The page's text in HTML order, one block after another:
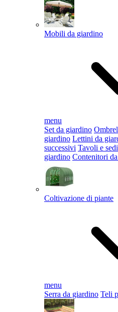
Mobili da giardino
menu
Set da giardino
giardino Lettini da
successivi Tavoli e
giardino Contenitori
Coltivazione di piante
menu
Serra da giardino Teli